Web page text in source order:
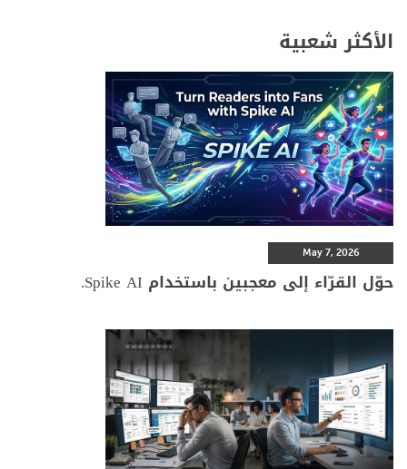
الأكثر شعبية
May 7, 2026
حوّل القرّاء إلى معجبين باستخدام Spike AI.